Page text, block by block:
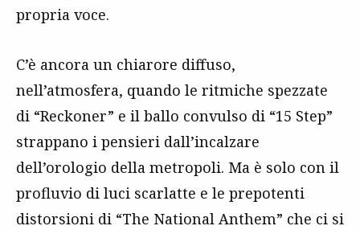
propria voce.
C’è ancora un chiarore diffuso,
nell’atmosfera, quando le ritmiche spezzate
di “Reckoner” e il ballo convulso di “15 Step”
strappano i pensieri dall’incalzare
dell’orologio della metropoli. Ma è solo con il
profluvio di luci scarlatte e le prepotenti
distorsioni di “The National Anthem” che ci si